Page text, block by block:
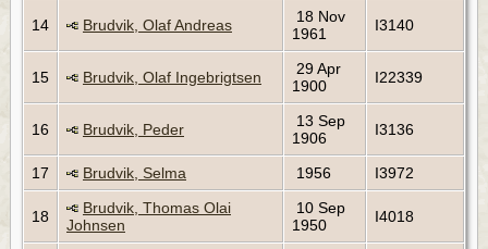
14 Brudvik, Olaf Andreas
18 Nov
1961
I3140
15 Brudvik, Olaf Ingebrigtsen
29 Apr
1900
I22339
16 Brudvik, Peder
13 Sep
1906
I3136
17 Brudvik, Selma 1956 I3972
18
Brudvik, Thomas Olai
Johnsen
10 Sep
1950
I4018